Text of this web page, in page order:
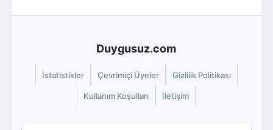
Duygusuz.com
İstatistikler Çevrimiçi Üyeler Gizlilik Politikası
Kullanım Koşulları İletişim